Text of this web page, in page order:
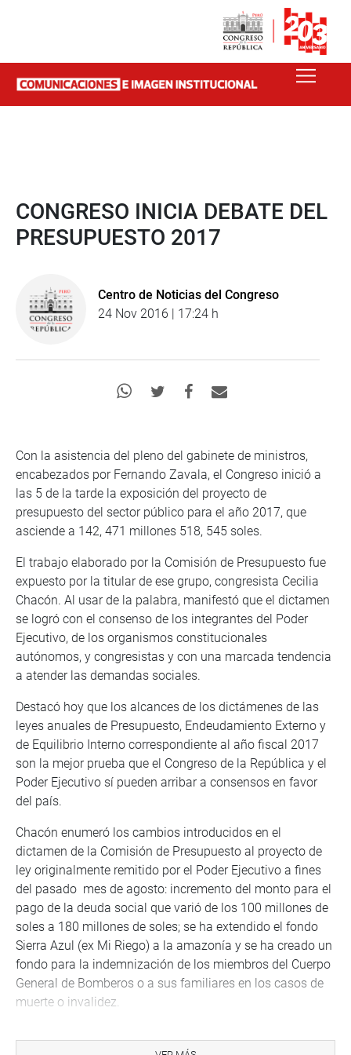
CONGRESO INICIA DEBATE DEL
PRESUPUESTO 2017
Centro de Noticias del Congreso
24 Nov 2016 | 17:24 h
Con la asistencia del pleno del gabinete de ministros,
encabezados por Fernando Zavala, el Congreso inició a
las 5 de la tarde la exposición del proyecto de
presupuesto del sector público para el año 2017, que
asciende a 142, 471 millones 518, 545 soles.
El trabajo elaborado por la Comisión de Presupuesto fue
expuesto por la titular de ese grupo, congresista Cecilia
Chacón. Al usar de la palabra, manifestó que el dictamen
se logró con el consenso de los integrantes del Poder
Ejecutivo, de los organismos constitucionales
autónomos, y congresistas y con una marcada tendencia
a atender las demandas sociales.
Destacó hoy que los alcances de los dictámenes de las
leyes anuales de Presupuesto, Endeudamiento Externo y
de Equilibrio Interno correspondiente al año fiscal 2017
son la mejor prueba que el Congreso de la República y el
Poder Ejecutivo sí pueden arribar a consensos en favor
del país.
Chacón enumeró los cambios introducidos en el
dictamen de la Comisión de Presupuesto al proyecto de
ley originalmente remitido por el Poder Ejecutivo a fines
del pasado mes de agosto: incremento del monto para el
pago de la deuda social que varió de los 100 millones de
soles a 180 millones de soles; se ha extendido el fondo
Sierra Azul (ex Mi Riego) a la amazonía y se ha creado un
fondo para la indemnización de los miembros del Cuerpo
General de Bomberos o a sus familiares en los casos de
muerte o invalidez.